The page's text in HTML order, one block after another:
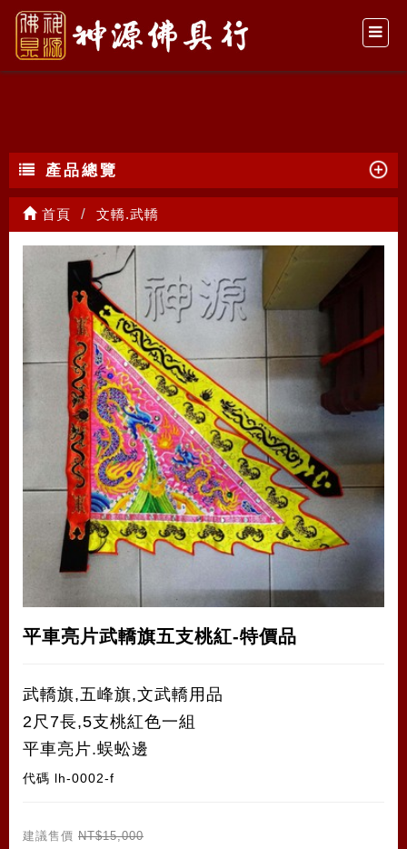
文轎.武轎
產品總覽
首頁 文轎.武轎
平車亮片武轎旗五支桃紅-特價品
武轎旗,五峰旗,文武轎用品
2尺7長,5支桃紅色一組
平車亮片.蜈蚣邊
代碼 lh-0002-f
建議售價 NT$15,000